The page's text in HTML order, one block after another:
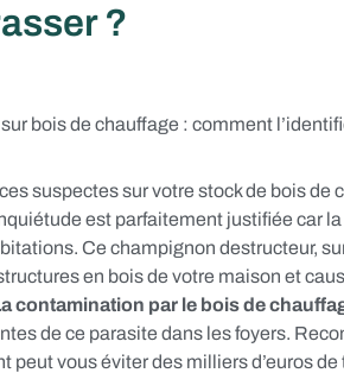
?
bois de chauffage : comment
suspectes sur votre stock de bois de
est parfaitement justifiée car
Ce champignon destructeur,
en bois de votre maison et
contamination par le bois de
de ce parasite dans les foyers.
peut vous éviter des milliers d’euros